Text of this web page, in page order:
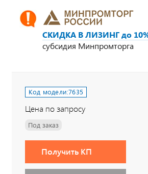
СКИДКА В ЛИЗИНГ до
субсидия Минпромторга
Код модели:7635
Цена по запросу
Под заказ
Получить КП